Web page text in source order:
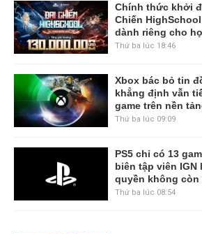
Chính thức khởi
Chiến
dành riêng cho
Thứ ba lúc 18:46
Xbox bác bỏ tin
khẳng định vẫn
game trên nền
Thứ ba lúc 09:09
PS5 chỉ có 13
biên tập viên IGN
quyền không còn
Thứ ba lúc 08:54